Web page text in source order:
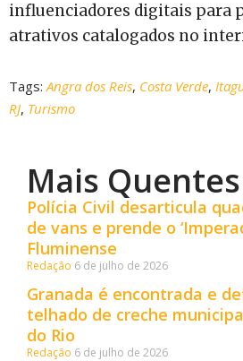
influenciadores digitais para
atrativos catalogados no
Tags: Angra dos Reis, Costa Verde,
RJ, Turismo
Mais Quentes
Polícia Civil desarticula
de vans e prende o
Fluminense
Redação 6 de julho de 2026
Granada é encontrada e
telhado de creche
do Rio
Redação 6 de julho de 2026